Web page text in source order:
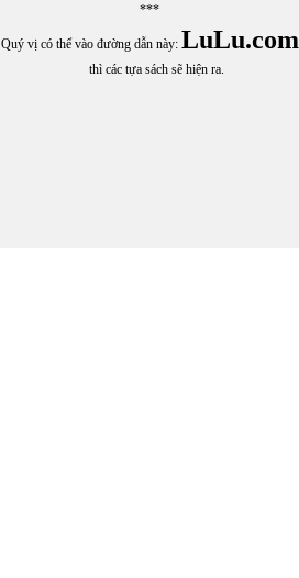
***
Quý vị có thể vào đường dẫn này: LuLu.com
thì các tựa sách sẽ hiện ra.